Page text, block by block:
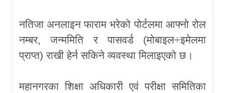
नतिजा अनलाइन फाराम भरेको पोर्टलमा आफ्नो रोल
नम्बर, जन्ममिति र पासवर्ड (मोबाइल÷इमेलमा
प्राप्त) राखी हेर्न सकिने व्यवस्था मिलाइएको छ।
महानगरका शिक्षा अधिकारी एवं परीक्षा समितिका